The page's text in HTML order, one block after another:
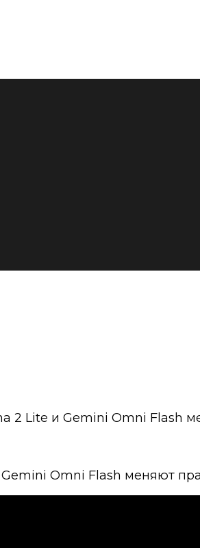
2 Lite и Gemini Omni Flash
Omni Flash меняют